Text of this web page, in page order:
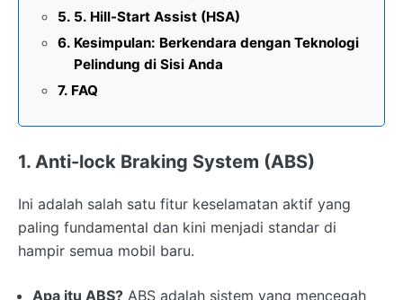
5. Hill-Start Assist (HSA)
Kesimpulan: Berkendara dengan Teknologi
Pelindung di Sisi Anda
FAQ
1. Anti-lock Braking System (ABS)
Ini adalah salah satu fitur keselamatan aktif yang
paling fundamental dan kini menjadi standar di
hampir semua mobil baru.
Apa itu ABS? ABS adalah sistem yang mencegah